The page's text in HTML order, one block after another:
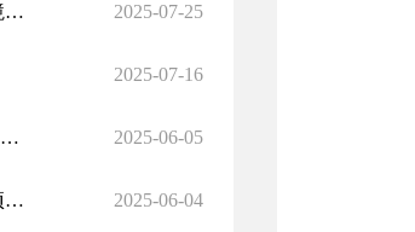
伊犁新矿煤业有限责任公司伊宁矿区北区伊犁四号矿井900万吨/年产能核定环境影响报告书全文公示 2025-07-25
2025-07-16
新疆伊河紫禁矿业有限公司新疆伊宁矿区北区窄梁子矿井及选煤厂400万吨年项目环境影响评价工作第一次公告 2025-06-05
关于伊犁新矿煤业有限责任公司伊宁矿区北区伊犁四号煤矿900万吨/年改扩建项目环境影响评价公众参与的公告 2025-06-04